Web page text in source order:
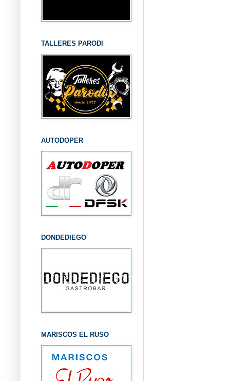
TALLERES PARODI
AUTODOPER
DONDEDIEGO
MARISCOS EL RUSO